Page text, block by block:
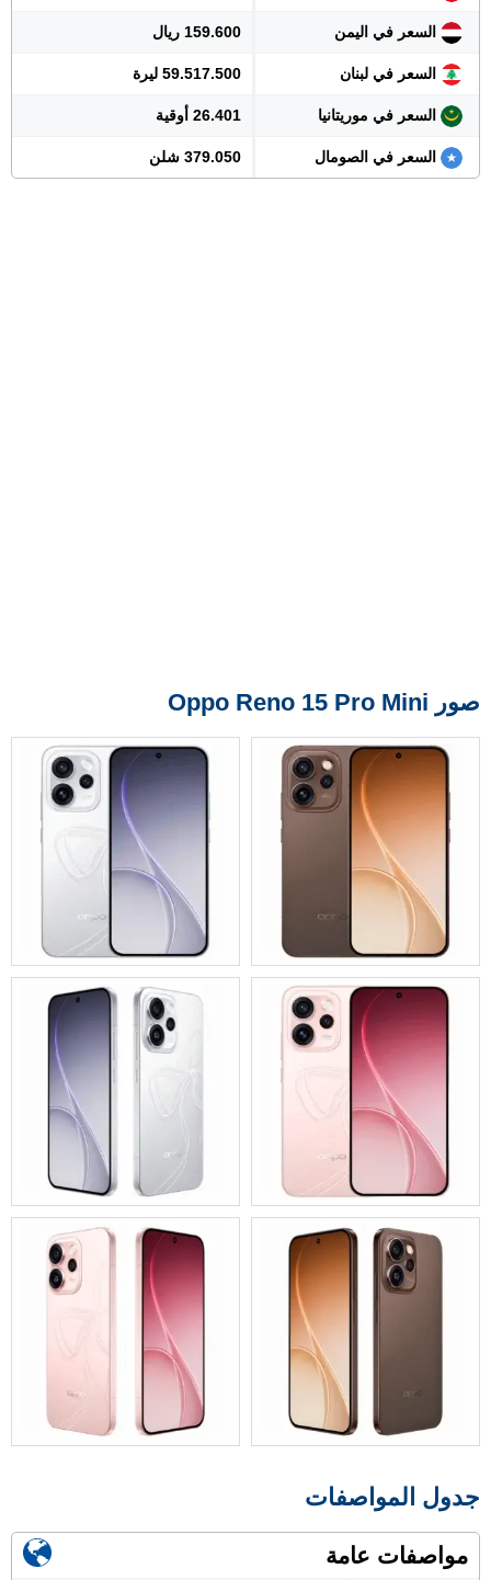
السعر في اليمن 159.600 ريال
السعر في لبنان 59.517.500 ليرة
السعر في موريتانيا 26.401 أوقية
السعر في الصومال 379.050 شلن
صور Oppo Reno 15 Pro Mini
جدول المواصفات
مواصفات عامة